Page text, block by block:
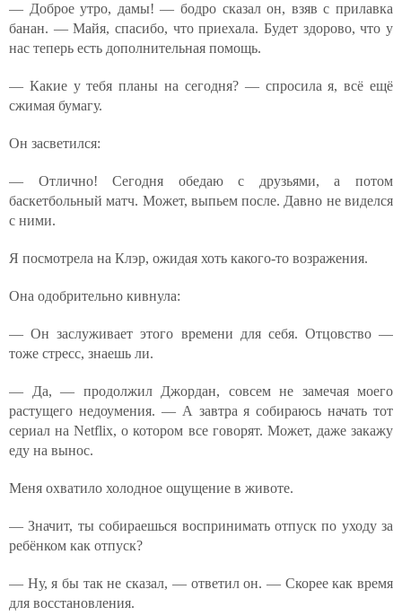
— Доброе утро, дамы! — бодро сказал он, взяв с прилавка
банан. — Майя, спасибо, что приехала. Будет здорово, что у
нас теперь есть дополнительная помощь.
— Какие у тебя планы на сегодня? — спросила я, всё ещё
сжимая бумагу.
Он засветился:
— Отлично! Сегодня обедаю с друзьями, а потом
баскетбольный матч. Может, выпьем после. Давно не виделся
с ними.
Я посмотрела на Клэр, ожидая хоть какого-то возражения.
Она одобрительно кивнула:
— Он заслуживает этого времени для себя. Отцовство —
тоже стресс, знаешь ли.
— Да, — продолжил Джордан, совсем не замечая моего
растущего недоумения. — А завтра я собираюсь начать тот
сериал на Netflix, о котором все говорят. Может, даже закажу
еду на вынос.
Меня охватило холодное ощущение в животе.
— Значит, ты собираешься воспринимать отпуск по уходу за
ребёнком как отпуск?
— Ну, я бы так не сказал, — ответил он. — Скорее как время
для восстановления.